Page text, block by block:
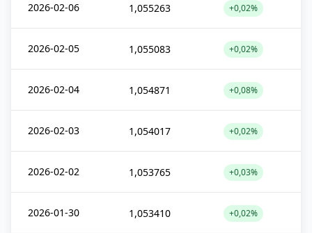
2026-02-06 1,055263 +0,02%
2026-02-05 1,055083 +0,02%
2026-02-04 1,054871 +0,08%
2026-02-03 1,054017 +0,02%
2026-02-02 1,053765 +0,03%
2026-01-30 1,053410 +0,02%